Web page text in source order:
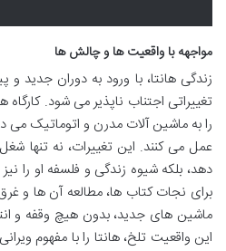
مواجهه با واقعیت ها و چالش ها
زندگی هانتا، با ورود به دوران
تغییراتی اجتناب ناپذیر می شود.
را به ماشین آلات مدرن و اتوماتیک می
عمل می کنند. این تغییرات، نه تنها
دهد، بلکه شیوه زندگی و فلسفه او را
برای نجات کتاب ها، مطالعه آن ها و
ماشین های جدید، بدون هیچ وقفه و
این واقعیت تلخ، هانتا را با مفهوم